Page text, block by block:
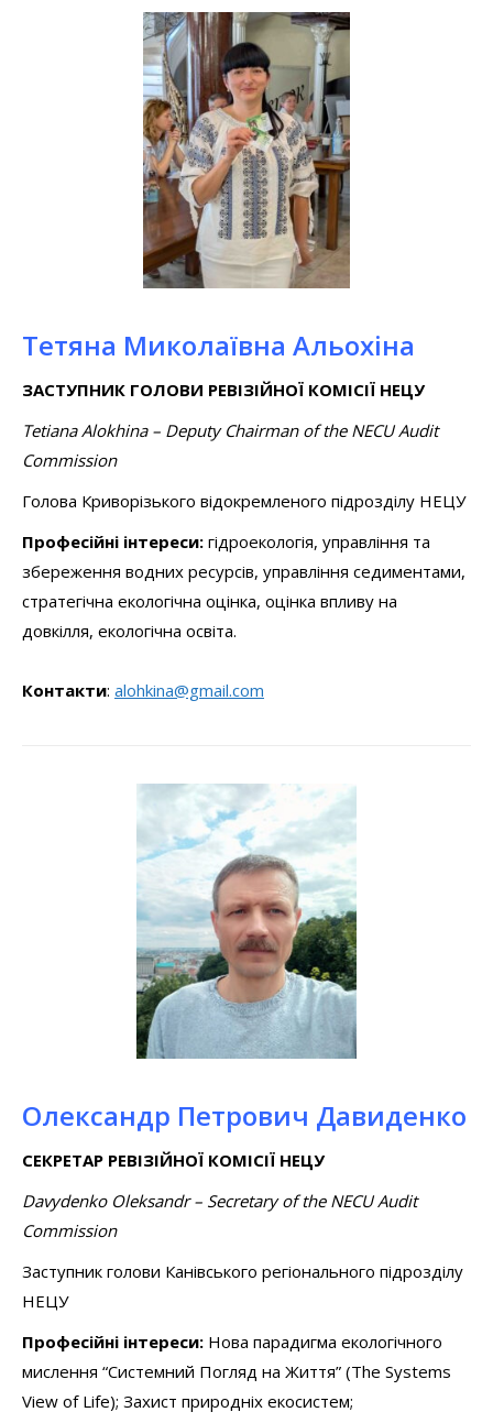
Тетяна Миколаївна Альохіна
ЗАСТУПНИК ГОЛОВИ РЕВІЗІЙНОЇ КОМІСІЇ НЕЦУ
Tetiana Alokhina – Deputy Chairman of the NECU Audit
Commission
Голова Криворізького відокремленого підрозділу НЕЦУ
Професійні інтереси: гідроекологія, управління та
збереження водних ресурсів, управління седиментами,
стратегічна екологічна оцінка, оцінка впливу на
довкілля, екологічна освіта.
Контакти: alohkina@gmail.com
Олександр Петрович Давиденко
СЕКРЕТАР РЕВІЗІЙНОЇ КОМІСІЇ НЕЦУ
Davydenko Oleksandr – Secretary of the NECU Audit
Commission
Заступник голови Канівського регіонального підрозділу
НЕЦУ
Професійні інтереси: Нова парадигма екологічного
мислення “Системний Погляд на Життя” (The Systems
View of Life); Захист природніх екосистем;